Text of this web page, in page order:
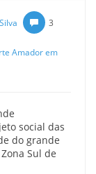
3
Amador em
social das
do grande
Sul de